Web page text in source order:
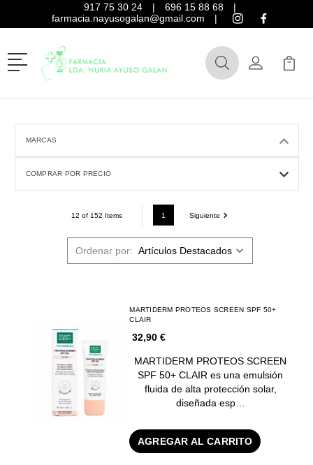
917 75 30 24 | 696 15 88 68
|
farmacia.nayusogalan@gmail.com
|
Menú
BuscarMi Cuenta
Mi
MARCAS
COMPRAR POR PRECIO
12 of 152 Items 1 Siguiente
Ordenar por:
MARTIDERM PROTEOS SCREEN SPF 50+
CLAIR
32,90 €
MARTIDERM PROTEOS SCREEN
SPF 50+ CLAIR es una emulsión
fluida de alta protección solar,
diseñada esp…
AGREGAR AL CARRITO